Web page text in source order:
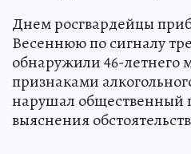
Днем росгвардейцы
Весеннюю по сигналу
обнаружили 46-летнего
признаками
нарушал общественный
выяснения